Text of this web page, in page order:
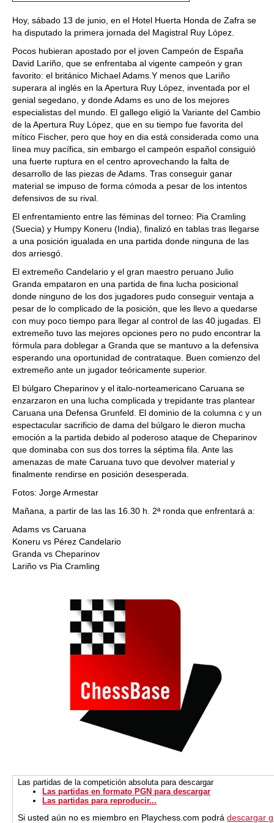
Hoy, sábado 13 de junio, en el Hotel Huerta Honda de Zafra se
ha disputado la primera jornada del Magistral Ruy López.
Pocos hubieran apostado por el joven Campeón de España
David Lariño, que se enfrentaba al vigente campeón y gran
favorito: el británico Michael Adams.Y menos que Lariño
superara al inglés en la Apertura Ruy López, inventada por el
genial segedano, y donde Adams es uno de los mejores
especialistas del mundo. El gallego eligió la Variante del Cambio
de la Apertura Ruy López, que en su tiempo fue favorita del
mítico Fischer, pero que hoy en dia está considerada como una
línea muy pacífica, sin embargo el campeón español consiguió
una fuerte ruptura en el centro aprovechando la falta de
desarrollo de las piezas de Adams. Tras conseguir ganar
material se impuso de forma cómoda a pesar de los intentos
defensivos de su rival.
El enfrentamiento entre las féminas del torneo: Pia Cramling
(Suecia) y Humpy Koneru (India), finalizó en tablas tras llegarse
a una posición igualada en una partida donde ninguna de las
dos arriesgó.
El extremeño Candelario y el gran maestro peruano Julio
Granda empataron en una partida de fina lucha posicional
donde ninguno de los dos jugadores pudo conseguir ventaja a
pesar de lo complicado de la posición, que les llevo a quedarse
con muy poco tiempo para llegar al control de las 40 jugadas. El
extremeño tuvo las mejores opciones pero no pudo encontrar la
fórmula para doblegar a Granda que se mantuvo a la defensiva
esperando una oportunidad de contrataque. Buen comienzo del
extremeño ante un jugador teóricamente superior.
El búlgaro Cheparinov y el italo-norteamericano Caruana se
enzarzaron en una lucha complicada y trepidante tras plantear
Caruana una Defensa Grunfeld. El dominio de la columna c y un
espectacular sacrificio de dama del búlgaro le dieron mucha
emoción a la partida debido al poderoso ataque de Cheparinov
que dominaba con sus dos torres la séptima fila. Ante las
amenazas de mate Caruana tuvo que devolver material y
finalmente rendirse en posición desesperada.
Fotos: Jorge Armestar
Mañana, a partir de las las 16.30 h. 2ª ronda que enfrentará a:
Adams vs Caruana
Koneru vs Pérez Candelario
Granda vs Cheparinov
Lariño vs Pia Cramling
Las partidas de la competición absoluta para descargar
Las partidas en formato PGN para descargar
Las partidas para reproducir...
Si usted aún no es miembro en Playchess.com podrádescargar